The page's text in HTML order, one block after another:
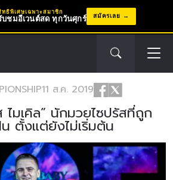
ทธิพิเศษเฉพาะสมาชิก
บชมอีเวนต์สด ทุกวันศุกร์ สมัครเลย
11 ส.ค. 2019
ไมเคิล” นักมวยไซปรัสที่ถูก
ตั้งแต่ยังไม่เริ่มต้น